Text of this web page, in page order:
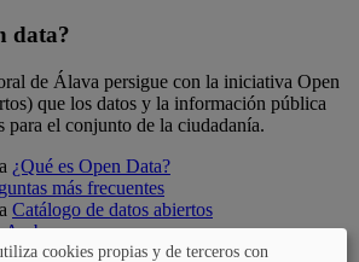
data?
de Álava persigue con la iniciativa Open
que los datos y la información pública
para el conjunto de la ciudadanía.
¿Qué es Open Data?
más frecuentes
Catálogo de datos abiertos
de Álava
cookies propias y de terceros con